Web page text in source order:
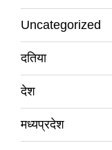
Uncategorized
दतिया
देश
मध्यप्रदेश